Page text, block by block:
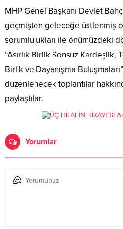
MHP Genel Başkanı Devlet
geçmişten geleceğe üstlenmiş
sorumlulukları ile önümüzdeki
“Asırlık Birlik Sonsuz Kardeşlik,
Birlik ve Dayanışma
düzenlenecek toplantılar
paylaştılar.
Yorumlar